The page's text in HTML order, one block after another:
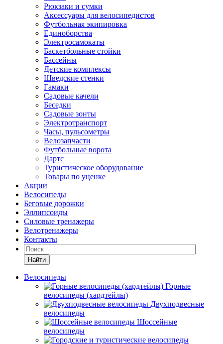
Рюкзаки и сумки
Аксессуары для велосипедистов
Футбольная экипировка
Единоборства
Электросамокаты
Баскетбольные стойки
Бассейны
Детские комплексы
Шведские стенки
Гамаки
Садовые качели
Беседки
Садовые зонты
Электротранспорт
Часы, пульсометры
Велозапчасти
Футбольные ворота
Дартс
Туристическое оборудование
Товары по уценке
Акции
Велосипеды
Беговые дорожки
Эллипсоиды
Силовые тренажеры
Велотренажеры
Контакты
Найти
Велосипеды
Горные
велосипеды (хардтейлы)
Двухподвесные
велосипеды
Шоссейные
велосипеды